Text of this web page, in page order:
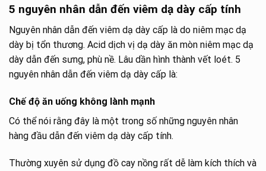
5 nguyên nhân dẫn đến viêm dạ dày cấp tính
Nguyên nhân dẫn đến viêm dạ dày cấp là do niêm mạc dạ
dày bị tổn thương. Acid dịch vị dạ dày ăn mòn niêm mạc dạ
dày dẫn đến sưng, phù nề. Lâu dần hình thành vết loét. 5
nguyên nhân dẫn đến viêm dạ dày cấp là:
Chế độ ăn uống không lành mạnh
Có thể nói rằng đây là một trong số những nguyên nhân
hàng đầu dẫn đến viêm dạ dày cấp tính.
Thường xuyên sử dụng đồ cay nồng rất dễ làm kích thích và